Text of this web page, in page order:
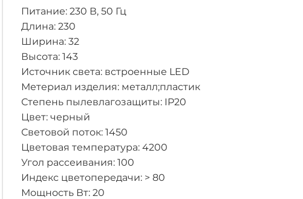
Питание: 230 В, 50 Гц
Длина: 230
Ширина: 32
Высота: 143
Источник света: встроенные LED
Метериал изделия: металл;пластик
Степень пылевлагозащиты: IP20
Цвет: черный
Световой поток: 1450
Цветовая температура: 4200
Угол рассеивания: 100
Индекс цветопередачи: > 80
Мощность Вт: 20